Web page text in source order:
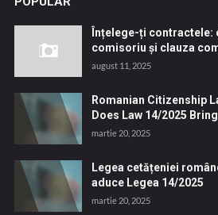
Înțelege-ți contractele:
comisoriu și clauza
august 11, 2025
Romanian Citizenship
Does Law 14/2025
martie 20, 2025
Legea cetățeniei
aduce Legea 14/2025
martie 20, 2025